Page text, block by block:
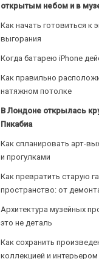
открытым небом и в
Как начать готовиться к
выгорания
Когда батарею iPhone
Как правильно
натяжном потолке
В Лондоне открылась
Пикабиа
Как спланировать арт-
и прогулками
Как превратить старую
пространство: от
Архитектура музейных
это не деталь
Как сохранить
коллекцией и интерьером